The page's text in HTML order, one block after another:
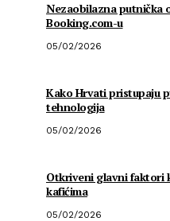
Nezaobilazna putnička
Booking.com-u
05/02/2026
Kako Hrvati pristupaju
tehnologija
05/02/2026
Otkriveni glavni faktori
kafićima
05/02/2026